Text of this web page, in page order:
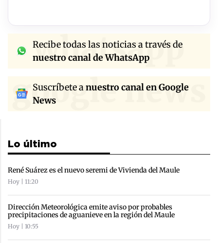
whatsapp
Recibe todas las noticias a través de
nuestro canal de WhatsApp
google news
Suscríbete anuestro canal en Google
News
Lo último
René Suárez es el nuevo seremi de Vivienda del Maule
Hoy | 11:20
Dirección Meteorológica emite aviso por probables
precipitaciones de aguanieve en la región del Maule
Hoy | 10:55